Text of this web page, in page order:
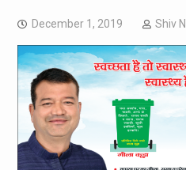
December 1, 2019 Shiv